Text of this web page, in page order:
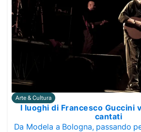
Arte & Cultura
I luoghi di Francesco Guccini
cantati
Da Modela a Bologna, passando